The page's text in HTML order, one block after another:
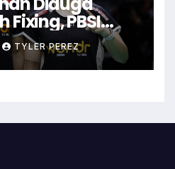
PBSI
Komposisi
TYLER PEREZ